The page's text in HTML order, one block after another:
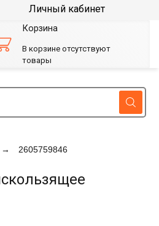
2605759846
Личный кабинет
Корзина
В корзине отсутствуют
товары